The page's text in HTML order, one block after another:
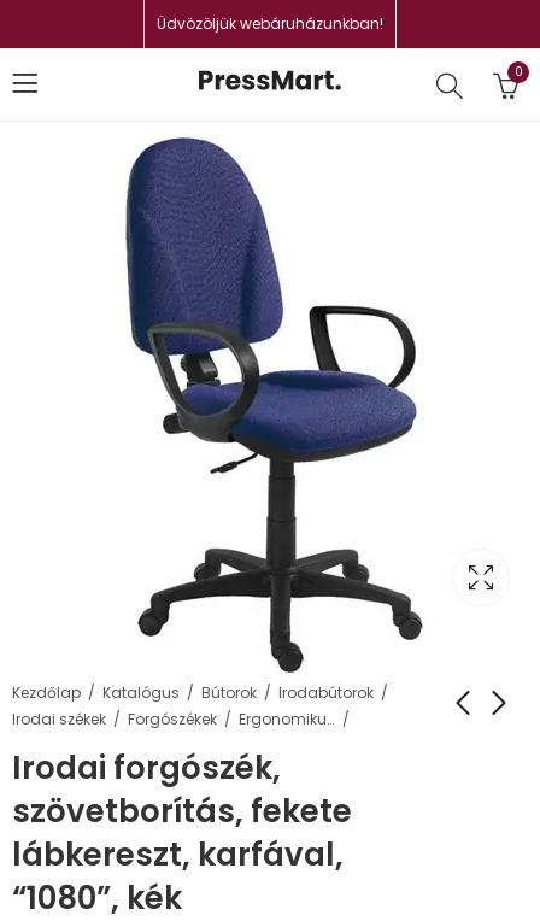
Üdvözöljük webáruházunkban!
0
Kezdőlap Katalógus Bútorok
Irodabútorok
Irodai székek
Forgószékek Ergonomikus forgószékek
Irodai forgószék,
szövetborítás, fekete
lábkereszt, karfával,
“1080”, kék